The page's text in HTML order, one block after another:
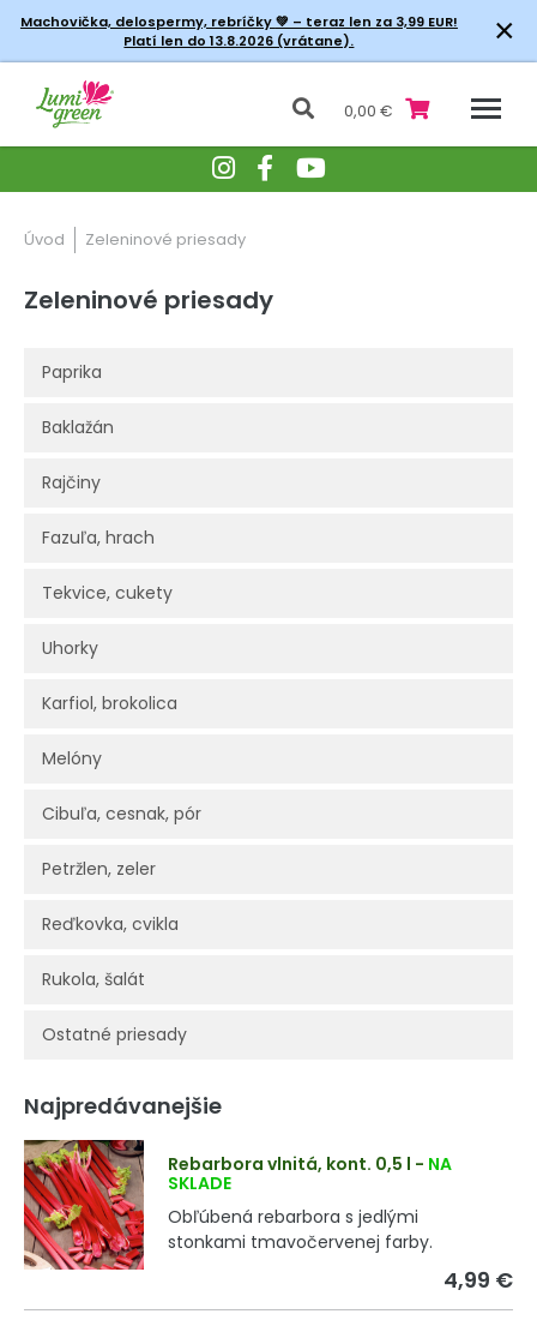
Machovička, delospermy, rebríčky💚 – teraz len za 3,99 EUR!
Platí len do 13.8.2026 (vrátane).
×
0,00 €
Úvod Zeleninové priesady
Zeleninové priesady
Paprika
Baklažán
Rajčiny
Fazuľa, hrach
Tekvice, cukety
Uhorky
Karfiol, brokolica
Melóny
Cibuľa, cesnak, pór
Petržlen, zeler
Reďkovka, cvikla
Rukola, šalát
Ostatné priesady
Najpredávanejšie
Rebarbora vlnitá, kont. 0,5 l - NA
SKLADE
Obľúbená rebarbora s jedlými
stonkami tmavočervenej farby.
4,99 €